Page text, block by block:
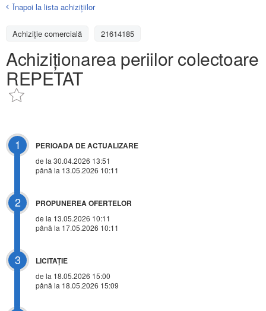
Înapoi la lista achiziţiilor
Achizițiе comercială 21614185
Achiziționarea periilor colectoare
REPETAT
1 PERIOADA DE ACTUALIZARE
de la 30.04.2026 13:51
până la 13.05.2026 10:11
2 PROPUNEREA OFERTELOR
de la 13.05.2026 10:11
până la 17.05.2026 10:11
3 LICITAŢIE
de la 18.05.2026 15:00
până la 18.05.2026 15:09